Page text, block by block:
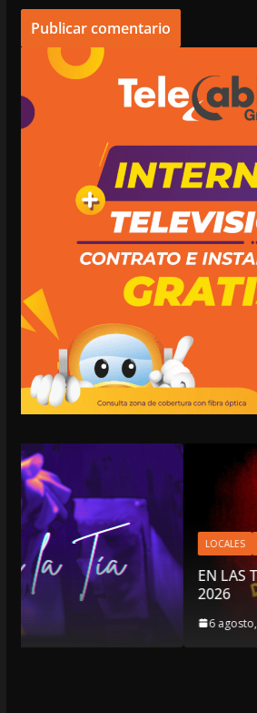
LOCALES OPINIÓN
EN LAS TRIPAS DEL
2026
6 agosto, 2026